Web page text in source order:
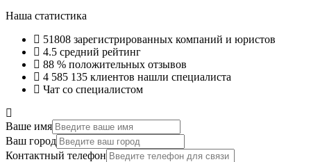
Наша статистика
51808 зарегистрированных компаний и юристов
4.5 средний рейтинг
88 % положительных отзывов
4 585 135 клиентов нашли специалиста
Чат со специалистом
Ваше имя
Ваш город
Контактный телефон